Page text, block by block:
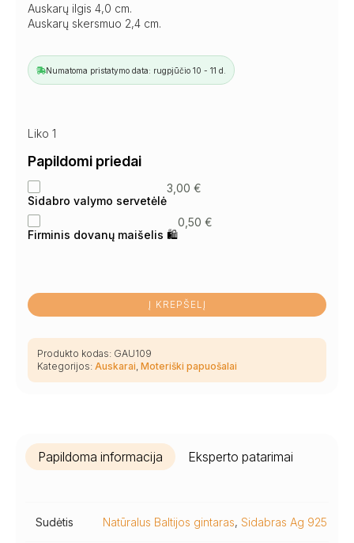
Auskarų ilgis 4,0 cm.
Auskarų skersmuo 2,4 cm.
Numatoma pristatymo data: rugpjūčio 10 - 11 d.
Liko 1
Papildomi priedai
Sidabro valymo servetėlė
3,00 €
Firminis dovanų maišelis 🛍
0,50 €
Į KREPŠELĮ
Produkto kodas: GAU109
Kategorijos: Auskarai Moteriški papuošalai
Papildoma informacija Eksperto patarimai
Sudėtis Natūralus Baltijos gintaras, Sidabras Ag 925